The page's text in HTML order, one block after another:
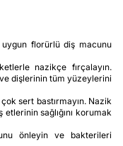
florürlü diş macunu
nazikçe fırçalayın.
dişlerinin tüm yüzeylerini
sert bastırmayın. Nazik
sağlığını korumak
önleyin ve bakterileri